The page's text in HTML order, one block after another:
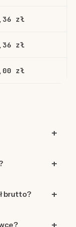
zł
zł
zł
brutto?